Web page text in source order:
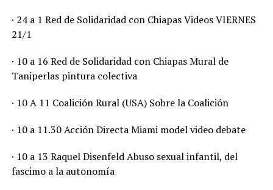
· 24 a 1 Red de Solidaridad con Chiapas Videos VIERNES
21/1
· 10 a 16 Red de Solidaridad con Chiapas Mural de
Taniperlas pintura colectiva
· 10 A 11 Coalición Rural (USA) Sobre la Coalición
· 10 a 11.30 Acción Directa Miami model video debate
· 10 a 13 Raquel Disenfeld Abuso sexual infantil, del
fascimo a la autonomía